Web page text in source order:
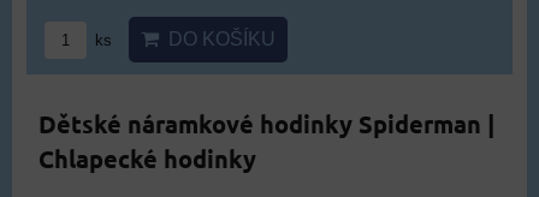
ks DO KOŠÍKU
Dětské náramkové hodinky Spiderman |
Chlapecké hodinky